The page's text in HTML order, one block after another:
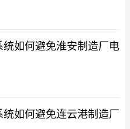
统如何避免淮安制造厂电
统如何避免连云港制造厂